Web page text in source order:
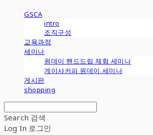
GSCA
intro
조직구성
교육과정
세미나
원데이 핸드드립 체험 세미나
게이샤커피 원데이 세미나
게시판
shopping
Search 검색
Log In 로그인